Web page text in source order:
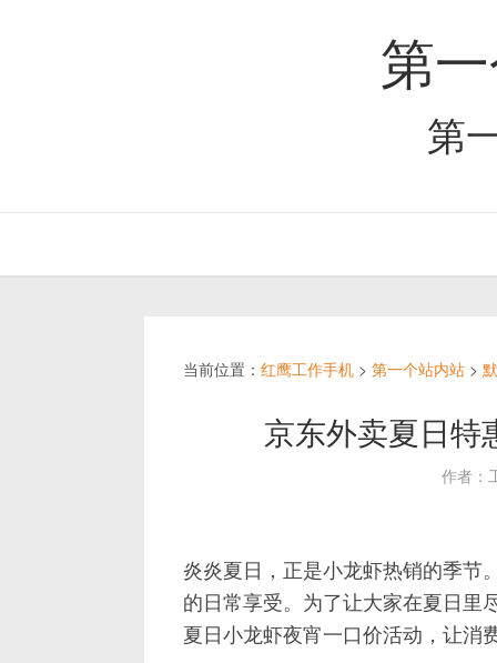
第
第
当前位置： 红鹰工作手机 > 第一个站内站 >
京东外卖夏日特
作者：
炎炎夏日，正是小龙虾热销的季节
的日常享受。为了让大家在夏日里
夏日小龙虾夜宵一口价活动，让消